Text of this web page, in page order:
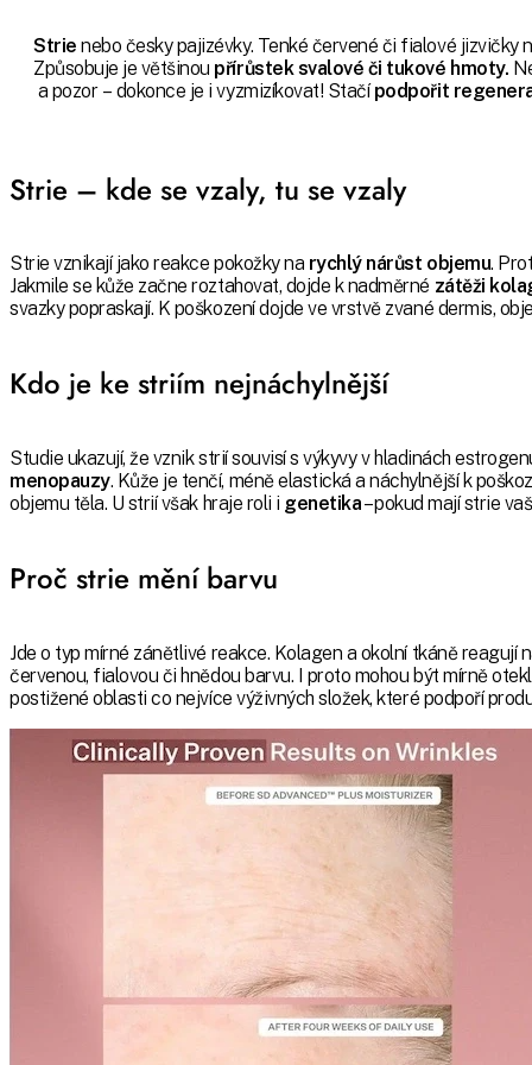
Strienebo česky pajizévky. Tenké červené či fialové jizvičky
Způsobuje je většinou přírůstek svalové či tukové hmoty.
a pozor – dokonce je i vyzmizíkovat! Stačípodpořit
Strie – kde se vzaly, tu se vzaly
Strie vznikají jako reakce pokožky na rychlý nárůst objemu.
Jakmile se kůže začne roztahovat, dojde k nadměrné zátěži
svazky popraskají. K poškození dojde ve vrstvě zvané dermis,
Kdo je ke striím nejnáchylnější
Studie ukazují, že vznik strií souvisí s výkyvy v hladinách
menopauzy. Kůže je tenčí, méně elastická a náchylnější k
objemu těla. U strií však hraje roli i genetika– pokud mají strie
Proč strie mění barvu
Jde o typ mírné zánětlivé reakce. Kolagen a okolní tkáně
červenou, fialovou či hnědou barvu. I proto mohou být mírně
postižené oblasti co nejvíce výživných složek, které podpoří